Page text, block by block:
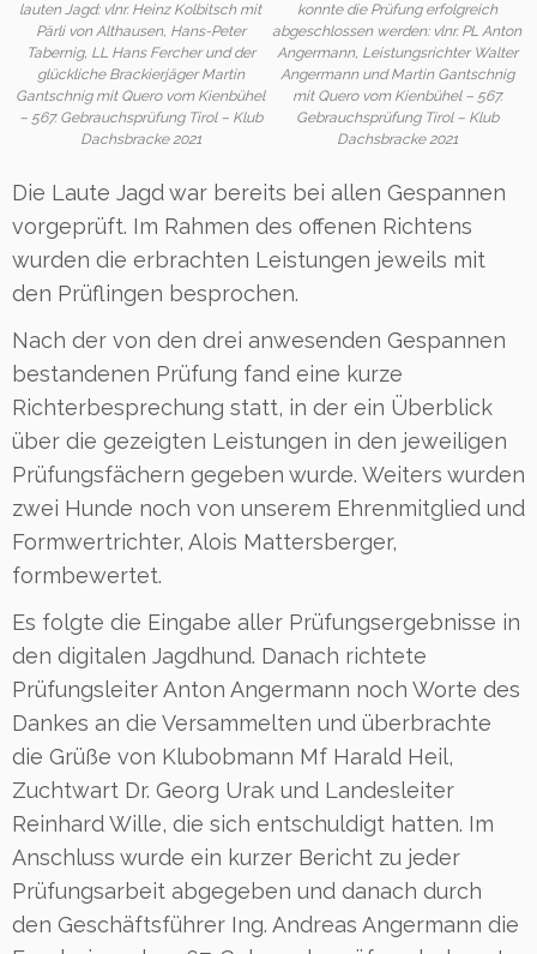
lauten Jagd: vlnr. Heinz Kolbitsch mit
Pärli von Althausen, Hans-Peter
Tabernig, LL Hans Fercher und der
glückliche Brackierjäger Martin
Gantschnig mit Quero vom Kienbühel
– 567. Gebrauchsprüfung Tirol – Klub
Dachsbracke 2021
konnte die Prüfung erfolgreich
abgeschlossen werden: vlnr. PL Anton
Angermann, Leistungsrichter Walter
Angermann und Martin Gantschnig
mit Quero vom Kienbühel – 567.
Gebrauchsprüfung Tirol – Klub
Dachsbracke 2021
Die Laute Jagd war bereits bei allen Gespannen
vorgeprüft. Im Rahmen des offenen Richtens
wurden die erbrachten Leistungen jeweils mit
den Prüflingen besprochen.
Nach der von den drei anwesenden Gespannen
bestandenen Prüfung fand eine kurze
Richterbesprechung statt, in der ein Überblick
über die gezeigten Leistungen in den jeweiligen
Prüfungsfächern gegeben wurde. Weiters wurden
zwei Hunde noch von unserem Ehrenmitglied und
Formwertrichter, Alois Mattersberger,
formbewertet.
Es folgte die Eingabe aller Prüfungsergebnisse in
den digitalen Jagdhund. Danach richtete
Prüfungsleiter Anton Angermann noch Worte des
Dankes an die Versammelten und überbrachte
die Grüße von Klubobmann Mf Harald Heil,
Zuchtwart Dr. Georg Urak und Landesleiter
Reinhard Wille, die sich entschuldigt hatten. Im
Anschluss wurde ein kurzer Bericht zu jeder
Prüfungsarbeit abgegeben und danach durch
den Geschäftsführer Ing. Andreas Angermann die